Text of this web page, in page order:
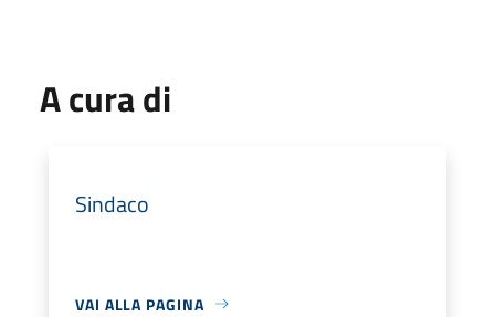
A cura di
Sindaco
VAI ALLA PAGINA